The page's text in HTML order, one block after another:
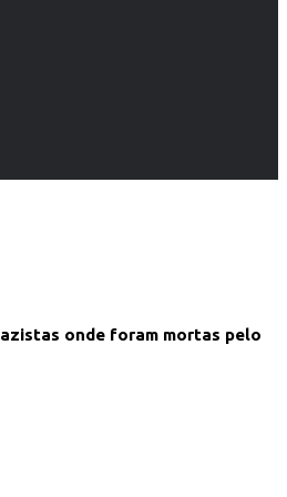
onde foram mortas pelo